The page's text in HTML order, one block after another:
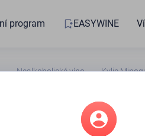
program EASYWINE
Nealkoholické víno Kylie